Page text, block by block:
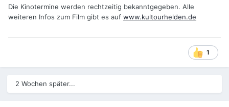
Die Kinotermine werden rechtzeitig bekanntgegeben. Alle
weiteren Infos zum Film gibt es auf www.kultourhelden.de
1
2 Wochen später...